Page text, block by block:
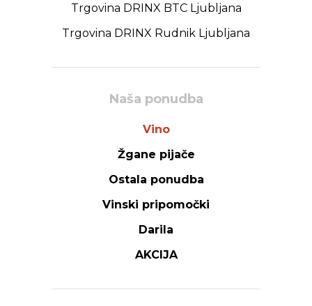
Trgovina DRINX BTC Ljubljana
Trgovina DRINX Rudnik Ljubljana
Naša ponudba
Vino
Žgane pijače
Ostala ponudba
Vinski pripomočki
Darila
AKCIJA